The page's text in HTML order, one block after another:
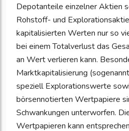
Depotanteile einzelner Aktien
Rohstoff- und
kapitalisierten Werten nur so
bei einem Totalverlust das
an Wert verlieren kann.
Marktkapitalisierung
speziell Explorationswerte
börsennotierten Wertpapiere
Schwankungen unterworfen.
Wertpapieren kann